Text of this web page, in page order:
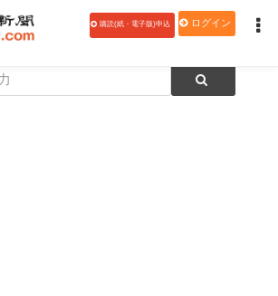
購読(紙・電子版)申込 ログイン